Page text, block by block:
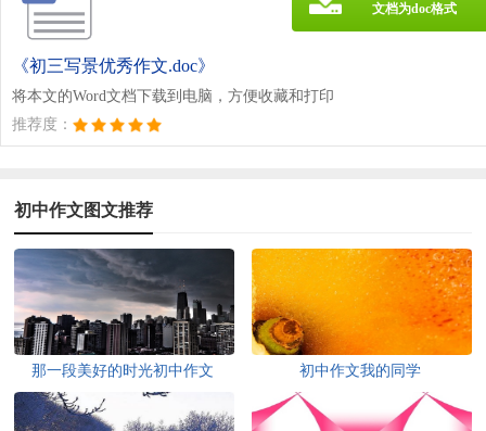
《初三写景优秀作文.doc》
将本文的Word文档下载到电脑，方便收藏和打印
推荐度：
文档为doc格式
初中作文图文推荐
那一段美好的时光初中作文 初中作文我的同学